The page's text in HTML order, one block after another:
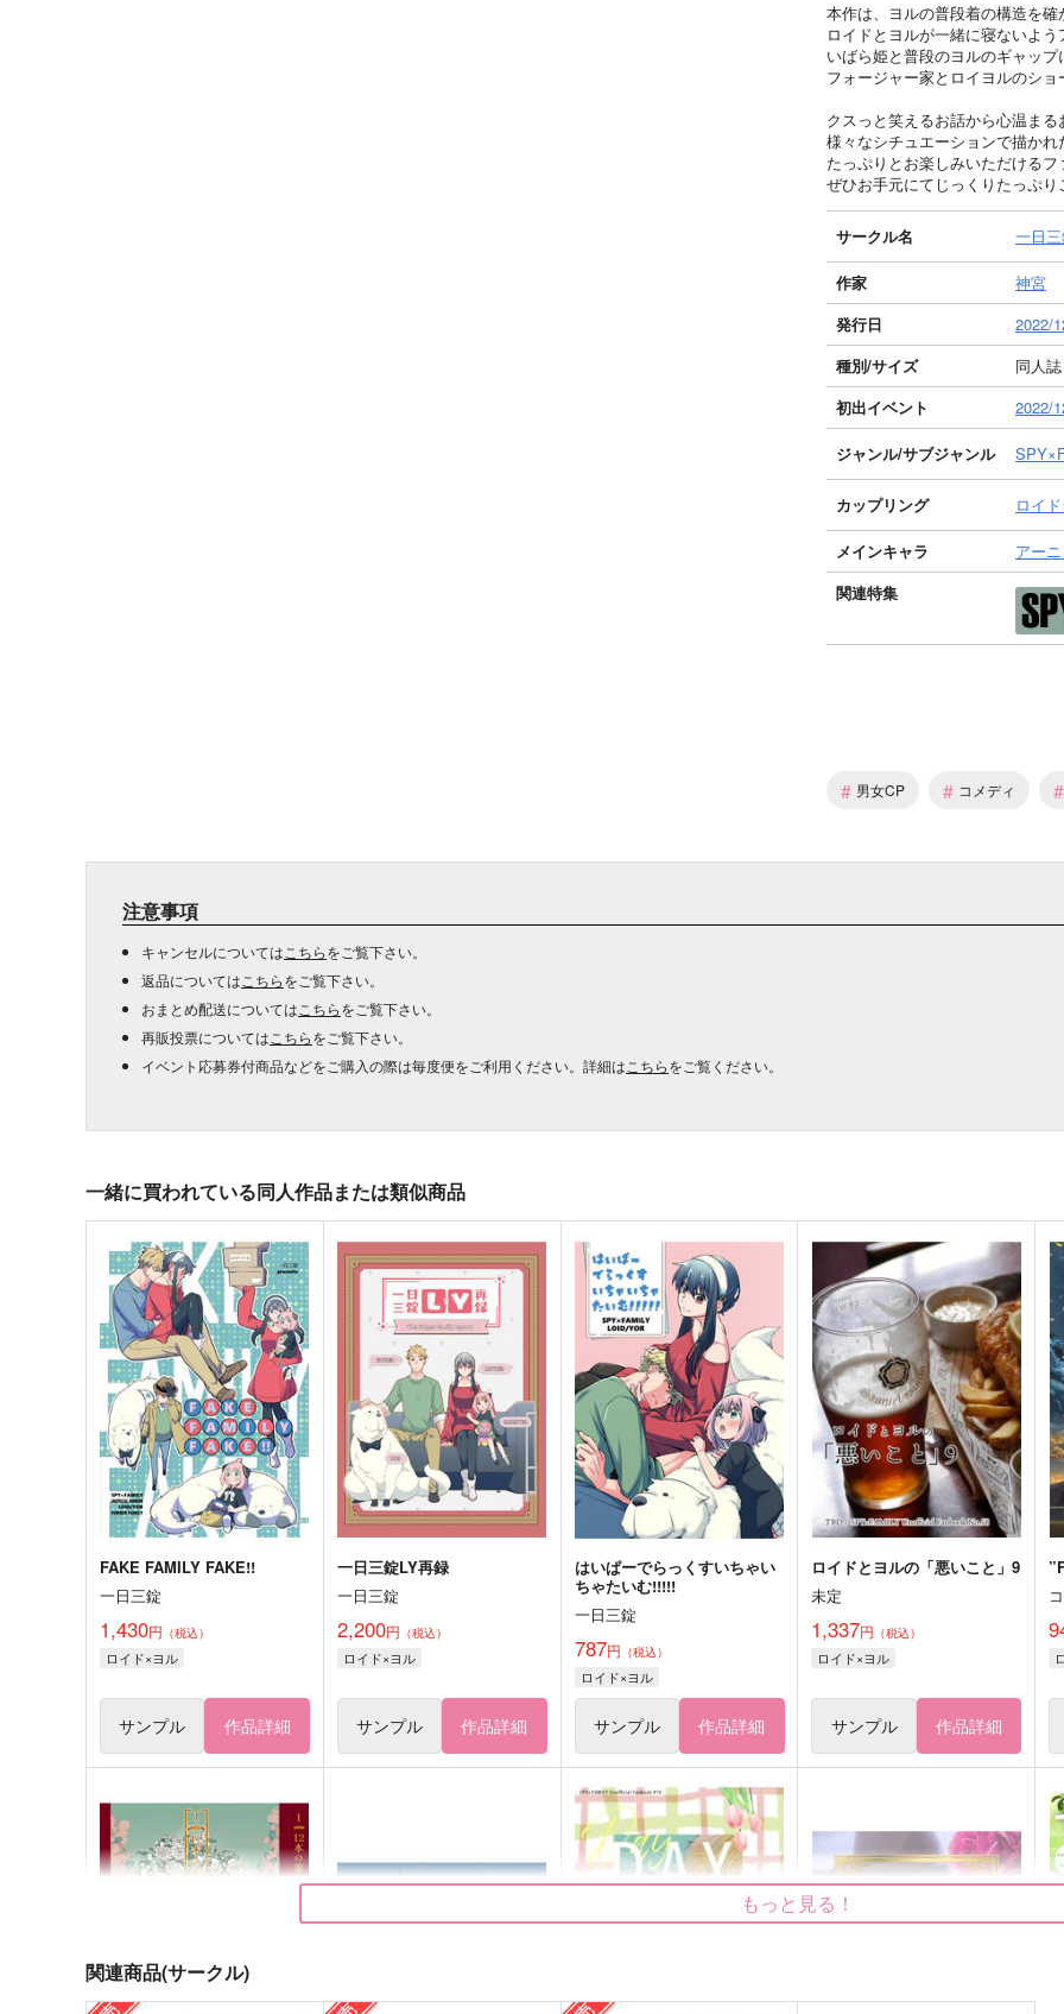
本作は、ヨルの普段着の構造を
ロイドとヨルが一緒に寝ないよ
いばら姫と普段のヨルのギャッ
フォージャー家とロイヨルのシ
クスっと笑えるお話から心温まる
様々なシチュエーションで描か
たっぷりとお楽しみいただける
ぜひお手元にてじっくりたっぷ
サークル名 一日
作家
神宮
発行日
2022/
種別/サイズ
同人
初出イベント
2022/
ジャンル/サブジャンル
カップリング ロイ
メインキャラ
アー
関連特集
# 男女CP # コメディ #
注意事項
キャンセルについては こちらをご覧下さい。
返品については こちらをご覧下さい。
おまとめ配送については こちらをご覧下さい。
再販投票については こちらをご覧下さい。
イベント応募券付商品などをご購入の際は毎度便をご利用ください。詳細は こちらをご覧ください。
一緒に買われている同人作品または類似商品
FAKE FAMILY FAKE!!
一日三錠
1,430円 （税込）
ロイド×ヨル
サンプル 作品詳細
一日三錠LY再録
一日三錠
2,200円 （税込）
ロイド×ヨル
サンプル 作品詳細
はいぱーでらっくすいちゃい
ちゃたいむ!!!!!
一日三錠
787円 （税込）
ロイド×ヨル
サンプル 作品詳細
ロイドとヨルの「悪いこと」9
未定
1,337円 （税込）
ロイド×ヨル
サンプル 作品詳細
もっと見る！
関連商品(サークル)